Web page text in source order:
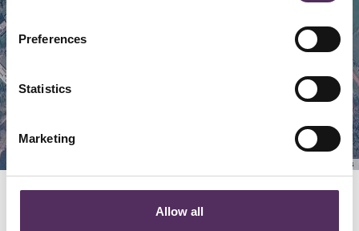
Preferences
Statistics
Marketing
Allow all
Terms